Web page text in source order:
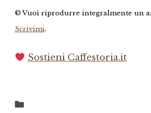
© Vuoi riprodurre integralmente un
Scrivimi.
Sostieni Caffestoria.it